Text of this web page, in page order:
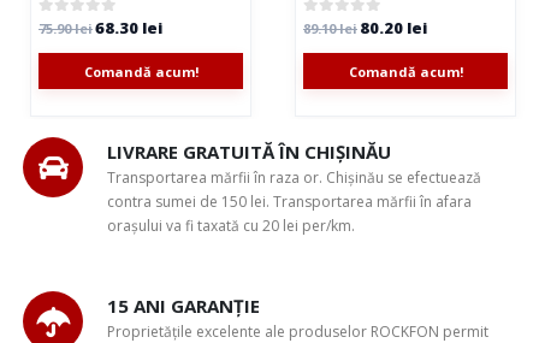
0out of 5
75.90lei68.30 lei
Comandă acum!
0out of 5
89.10lei 80.20 lei
Comandă acum!
LIVRARE GRATUITĂ ÎN CHIȘINĂU
Transportarea mărfii în raza or. Chișinău se efectuează
contra sumei de 150 lei. Transportarea mărfii în afara
orașului va fi taxată cu 20 lei per/km.
15 ANI GARANȚIE
Proprietățile excelente ale produselor ROCKFON permit